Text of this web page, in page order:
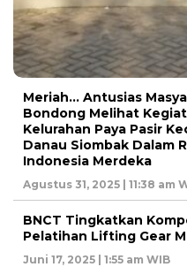
Meriah… Antusias
Bondong Melihat
Kelurahan Paya Pasir
Danau Siombak Dalam
Indonesia Merdeka
Agustus 31, 2025 | 11:38 am
BNCT Tingkatkan
Pelatihan Lifting Gear
Juni 17, 2025 | 1:55 am WIB